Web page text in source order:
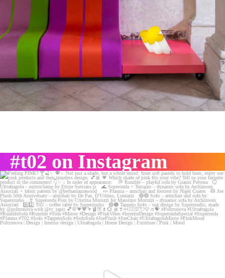
#t02 on Instagram
Feeling PINK? 🍸🍒✨
💖✨ Not just a shade,...
89 15